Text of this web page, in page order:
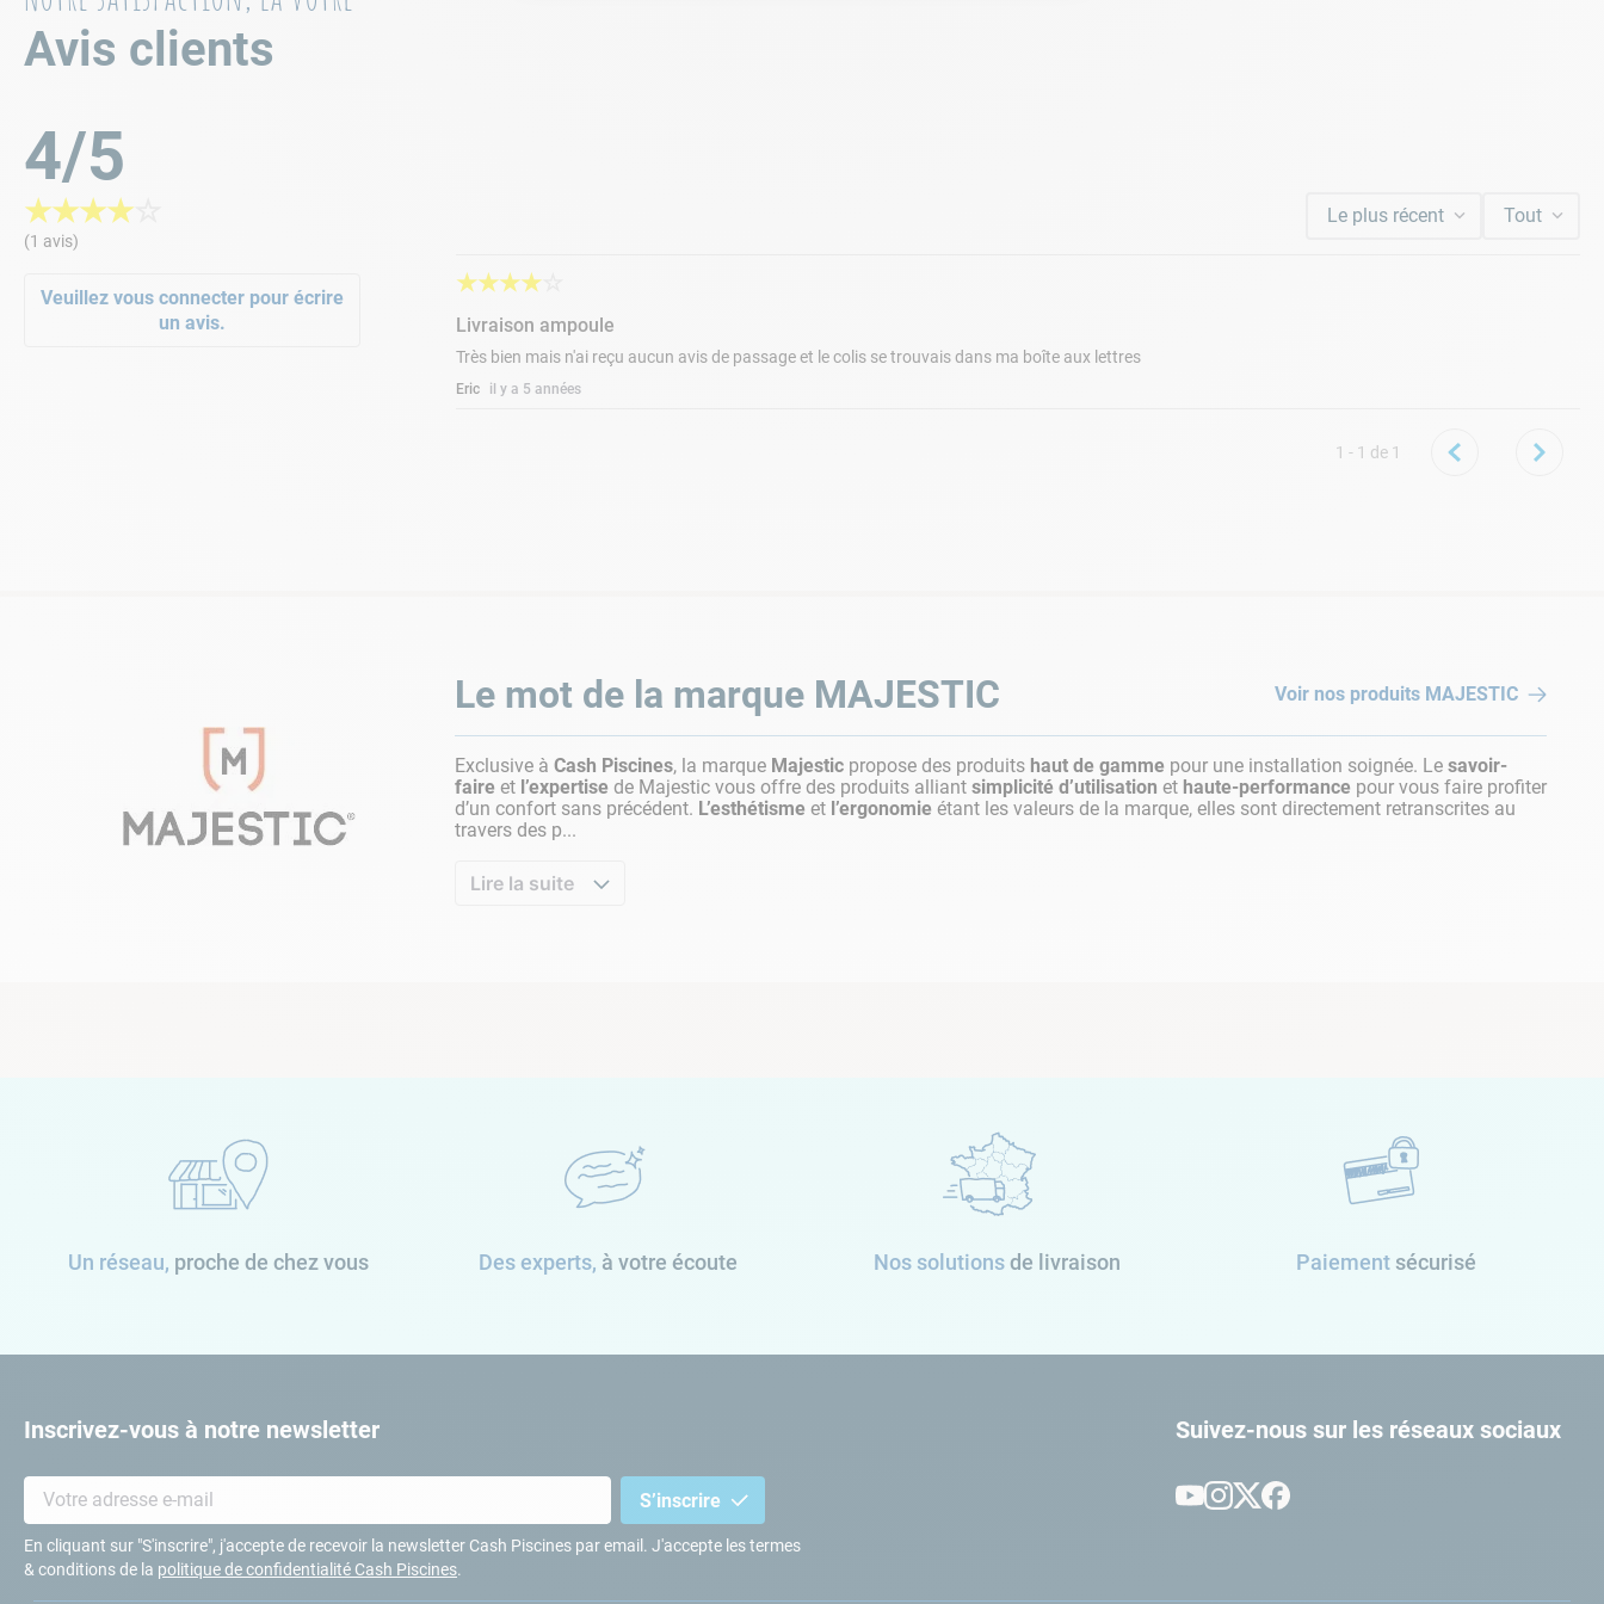
Avis clients
★★★★
4/5
(1 avis)
Veuillez vous connecter pour écrire
un avis.
Le plus récent Tout
★★★★
Livraison ampoule
il y a 5 années
Eric
Très bien mais n'ai reçu aucun avis de passage et le colis se trouvais dans ma boîte aux lettres
1 - 1 de 1
Le mot de la marque MAJESTIC Voir nos produits MAJESTIC
Exclusive à Cash Piscines, la marque Majestic propose des produits haut de gamme pour une installation soignée. Le savoir-
faire et l’expertise de Majestic vous offre des produits alliant simplicité d’utilisation et haute-performance pour vous faire profiter
d’un confort sans précédent. L’esthétisme et l’ergonomie étant les valeurs de la marque, elles sont directement retranscrites au
travers des p...
Lire la suite
Un réseau, proche de chez vous Des experts, à votre écoute Nos solutionsde livraison Paiement sécurisé
Inscrivez-vous à notre newsletter
S’inscrire
En cliquant sur "S'inscrire", j'accepte de recevoir la newsletter Cash Piscines par email. J'accepte les termes
& conditions de la politique de confidentialité Cash Piscines.
Suivez-nous sur les réseaux sociaux